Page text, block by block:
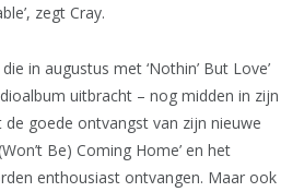
zegt Cray.
in augustus met ‘Nothin’ But Love’
uitbracht – nog midden in zijn
goede ontvangst van zijn nieuwe
Be) Coming Home’ en het
enthousiast ontvangen. Maar ook